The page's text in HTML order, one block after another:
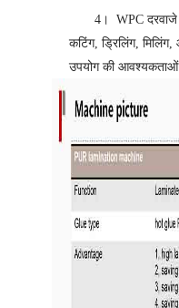
4।
WPC
कटिंग, ड्रिलिंग,
उपयोग की